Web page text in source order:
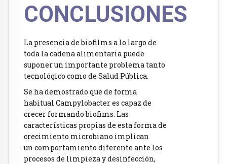
CONCLUSIONES
La presencia de biofilms a lo largo de
toda la cadena alimentaria puede
suponer un importante problema tanto
tecnológico como de Salud Pública.
Se ha demostrado que de forma
habitual Campylobacter es capaz de
crecer formando biofims. Las
características propias de esta forma de
crecimiento microbiano implican
un comportamiento diferente ante los
procesos de limpieza y desinfección,